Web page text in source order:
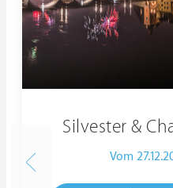
Silvester &
Vom